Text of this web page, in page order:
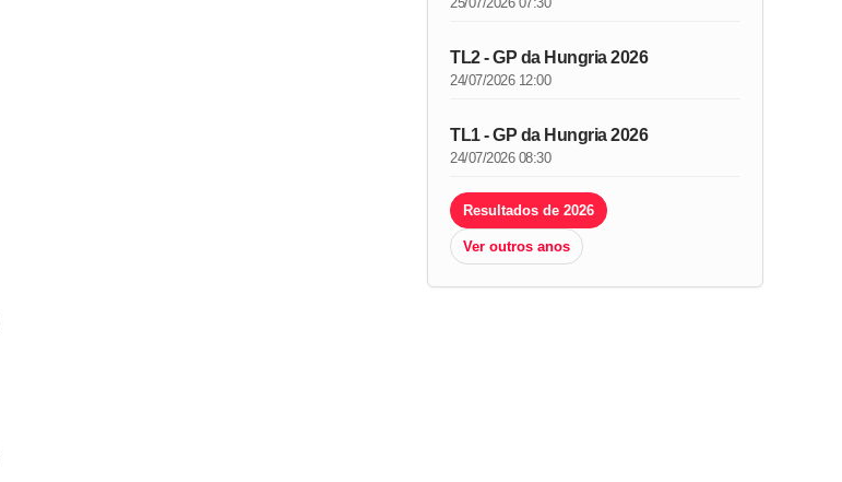
TL2 - GP da Hungria 2026
24/07/2026 12:00
TL1 - GP da Hungria 2026
24/07/2026 08:30
Resultados de 2026
Ver outros anos